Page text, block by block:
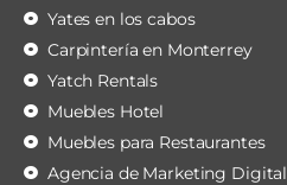
Yates en los cabos
Carpintería en Monterrey
Yatch Rentals
Muebles Hotel
Muebles para Restaurantes
Agencia de Marketing Digital